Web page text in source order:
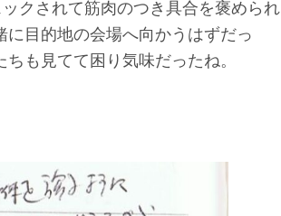
クされて筋肉のつき具合を褒められ
目的地の会場へ向かうはずだっ
も見てて困り気味だったね。